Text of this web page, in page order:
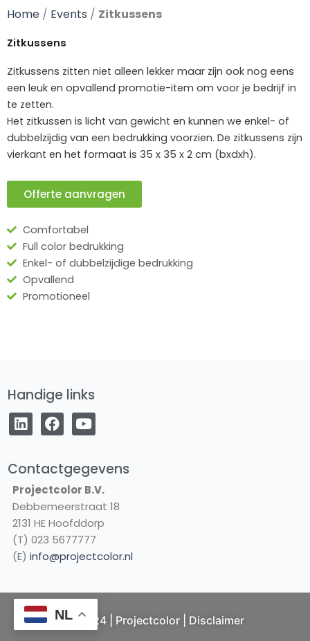
Home / Events / Zitkussens
Zitkussens
Zitkussens zitten niet alleen lekker maar zijn ook nog eens
een leuk en opvallend promotie-item om voor je bedrijf in
te zetten.
Het zitkussen is licht van gewicht en kunnen we enkel- of
dubbelzijdig van een bedrukking voorzien. De zitkussens zijn
vierkant en het formaat is 35 x 35 x 2 cm (bxdxh).
Offerte aanvragen
Comfortabel
Full color bedrukking
Enkel- of dubbelzijdige bedrukking
Opvallend
Promotioneel
Handige links
L
i
n
e
i
n
F
a
c
b
o
o
k
Y
o
u
u
b
e
Contactgegevens
Projectcolor B.V.
Debbemeerstraat 18
2131 HE Hoofddorp
(T) 023 5677777
(E) info@projectcolor.nl
© 2024 | Projectcolor | Disclaimer
NL